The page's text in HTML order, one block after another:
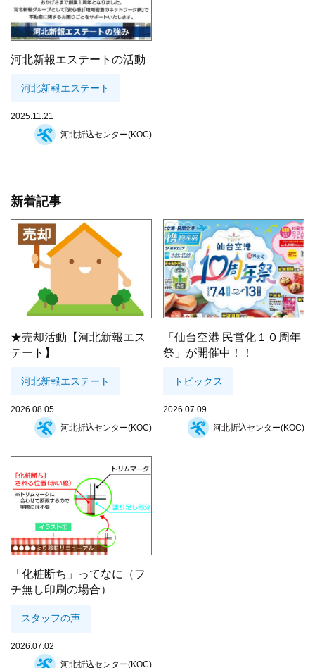
河北新報エステートの活動
河北新報エステート
2025.11.21
河北折込センター(KOC)
新着記事
★売却活動【河北新報エス
テート】
河北新報エステート
2026.08.05
河北折込センター(KOC)
「仙台空港 民営化１０周年
祭」が開催中！！
トピックス
2026.07.09
河北折込センター(KOC)
「化粧断ち」ってなに（フ
チ無し印刷の場合）
スタッフの声
2026.07.02
河北折込センター(KOC)